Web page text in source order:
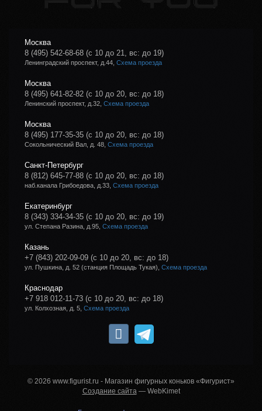
Москва
8 (495) 542-68-68 (с 10 до 21, вс: до 19)
Ленинградский проспект, д.44, Схема проезда
Москва
8 (495) 641-82-82 (с 10 до 20, вс: до 18)
Ленинский проспект, д.32, Схема проезда
Москва
8 (495) 177-35-35 (с 10 до 20, вс: до 18)
Сокольнический Вал, д. 48, Схема проезда
Санкт-Петербург
8 (812) 645-77-88 (с 10 до 20, вс: до 18)
наб.канала Грибоедова, д.33, Схема проезда
Екатеринбург
8 (343) 334-34-35 (с 10 до 20, вс: до 19)
ул. Степана Разина, д.95, Схема проезда
Казань
+7 (843) 202-09-09 (с 10 до 20, вс: до 18)
ул. Пушкина, д. 52 (станция Площадь Тукая), Схема проезда
Краснодар
+7 918 012-11-73 (с 10 до 20, вс: до 18)
ул. Колхозная, д. 5, Схема проезда
© 2026 www.figurist.ru - Магазин фигурных коньков «Фигурист»
Создание сайта — WebKimet